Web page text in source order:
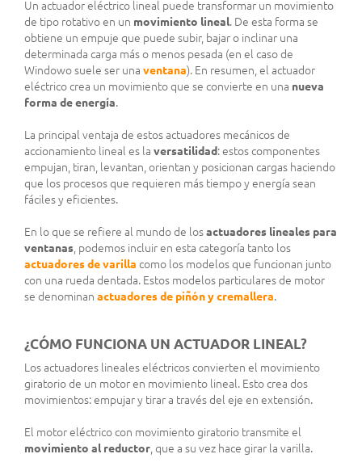
Un actuador eléctrico lineal puede transformar un movimiento
de tipo rotativo en un movimiento lineal. De esta forma se
obtiene un empuje que puede subir, bajar o inclinar una
determinada carga más o menos pesada (en el caso de
Windowo suele ser una ventana). En resumen, el actuador
eléctrico crea un movimiento que se convierte en una nueva
forma de energía.
La principal ventaja de estos actuadores mecánicos de
accionamiento lineal es la versatilidad: estos componentes
empujan, tiran, levantan, orientan y posicionan cargas haciendo
que los procesos que requieren más tiempo y energía sean
fáciles y eficientes.
En lo que se refiere al mundo de losactuadores lineales para
ventanas, podemos incluir en esta categoría tanto los
actuadores de varilla como los modelos que funcionan junto
con una rueda dentada. Estos modelos particulares de motor
se denominan actuadores de piñón y cremallera.
¿CÓMO FUNCIONA UN ACTUADOR LINEAL?
Los actuadores lineales eléctricos convierten el movimiento
giratorio de un motor en movimiento lineal. Esto crea dos
movimientos: empujar y tirar a través del eje en extensión.
El motor eléctrico con movimiento giratorio transmite el
movimiento al reductor, que a su vez hace girar la varilla.